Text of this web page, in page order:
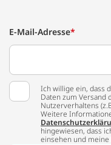
E-Mail-Adresse*
Ich willige ein, dass
Daten zum Versand
Nutzerverhaltens
Weitere
hingewiesen, dass
einsehen und